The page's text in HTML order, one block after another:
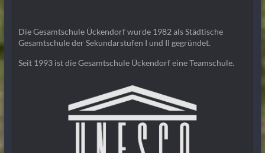
Die Gesamtschule Ückendorf wurde 1982 als Städtische
Gesamtschule der Sekundarstufen I und II gegründet.
Seit 1993 ist die Gesamtschule Ückendorf eine Teamschule.